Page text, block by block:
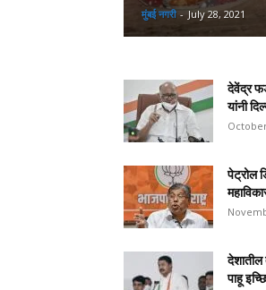
मुंबई नगरी - July 28, 2021
देवेंद्र
यांनी
पेट्रोल
देशातील
पाहू